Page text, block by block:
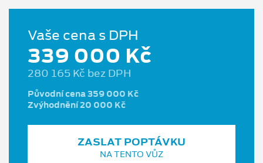
Vaše cena s DPH
339 000 Kč
280 165 Kč bez DPH
Původní cena 359 000 Kč
Zvýhodnění 20 000 Kč
ZASLAT POPTÁVKU
NA TENTO VŮZ